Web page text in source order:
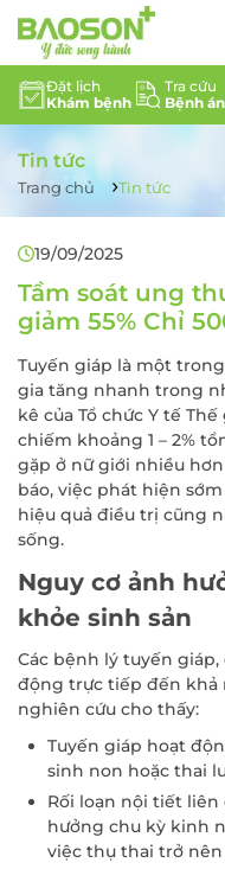
Đặt lịch
Khám bệnh
Tra cứu
Bệnh án
GIỚI THIỆU
CHUYÊN KHOA
ĐỘI NGŨ CHUYÊN GIA
TIN TỨC
HỖ TRỢ KHÁCH HÀNG
LIÊN HỆ
TUYỂN DỤNG
Tin tức
Trang chủ Tin tức
19/09/2025
Tầm soát ung
giảm 55% Chỉ
Tuyến giáp là một
gia tăng nhanh trong
kê của Tổ chức Y tế
chiếm khoảng 1 – 2%
gặp ở nữ giới nhiều
báo, việc phát hiện
hiệu quả điều trị cũng
sống.
Nguy cơ ảnh
khỏe sinh sản
Các bệnh lý tuyến
động trực tiếp đến khả
nghiên cứu cho thấy:
Tuyến giáp hoạt
sinh non hoặc thai
Rối loạn nội tiết
hưởng chu kỳ kinh
việc thụ thai trở